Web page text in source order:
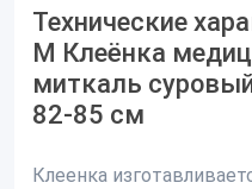
Технические
М Клеёнка
миткаль
82-85 см
Клеенка